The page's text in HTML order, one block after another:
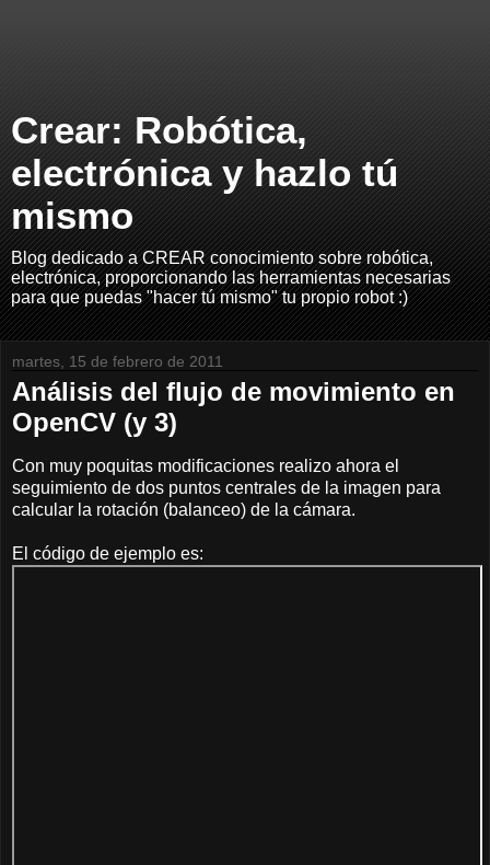
Crear: Robótica,
electrónica y hazlo tú
mismo
Blog dedicado a CREAR conocimiento sobre robótica,
electrónica, proporcionando las herramientas necesarias
para que puedas "hacer tú mismo" tu propio robot :)
martes, 15 de febrero de 2011
Análisis del flujo de movimiento en
OpenCV (y 3)
Con muy poquitas modificaciones realizo ahora el
seguimiento de dos puntos centrales de la imagen para
calcular la rotación (balanceo) de la cámara.
El código de ejemplo es: